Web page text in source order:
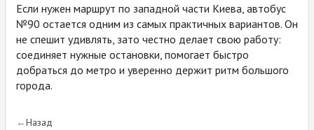
Если нужен маршрут по западной части Киева, автобус
№90 остается одним из самых практичных вариантов. Он
не спешит удивлять, зато честно делает свою работу:
соединяет нужные остановки, помогает быстро
добраться до метро и уверенно держит ритм большого
города.
Назад